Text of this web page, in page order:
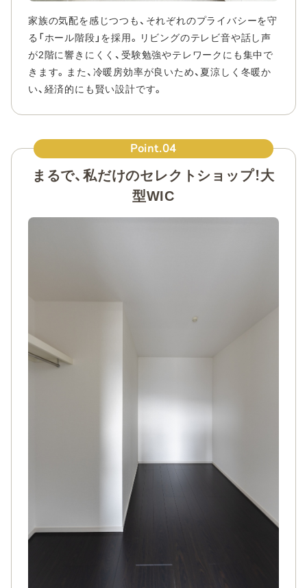
家族の気配を感じつつも、それぞれのプライバシーを守
る「ホール階段」を採用。リビングのテレビ音や話し声
が2階に響きにくく、受験勉強やテレワークにも集中で
きます。また、冷暖房効率が良いため、夏涼しく冬暖か
い、経済的にも賢い設計です。
Point.04
まるで、私だけのセレクトショップ！大
型WIC